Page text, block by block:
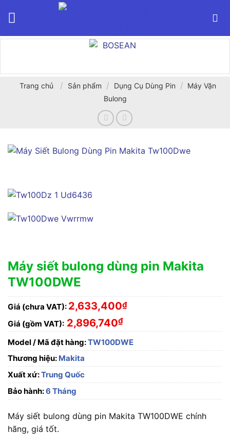
Trang chủ / Sản phẩm / Dụng Cụ Dùng Pin / Máy Vặn
Bulong
Máy siết bulong dùng pin Makita
TW100DWE
Giá (chưa VAT): 2,633,400₫
Giá (gồm VAT): 2,896,740₫
Model / Mã đặt hàng:TW100DWE
Thương hiệu: Makita
Xuất xứ:Trung Quốc
Bảo hành:6 Tháng
Máy siết bulong dùng pin Makita TW100DWE chính
hãng, giá tốt.